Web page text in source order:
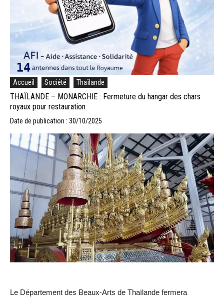
Accueil Société Thaïlande
THAÏLANDE – MONARCHIE : Fermeture du hangar des chars
royaux pour restauration
Date de publication : 30/10/2025
Le Département des Beaux-Arts de Thaïlande fermera